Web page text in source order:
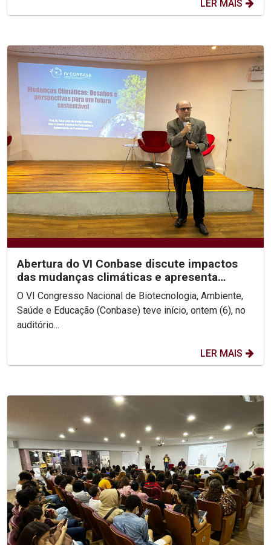
LER MAIS
Abertura do VI Conbase discute impactos
das mudanças climáticas e apresenta
projeto de...
O VI Congresso Nacional de Biotecnologia, Ambiente,
Saúde e Educação (Conbase) teve início, ontem (6), no
auditório...
LER MAIS